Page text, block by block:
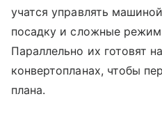
учатся управлять
посадку и сложные
Параллельно их готовят
конвертопланах, чтобы
плана.